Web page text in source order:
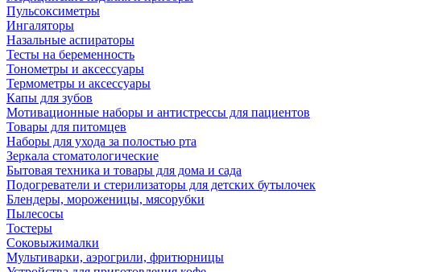
Пульсоксиметры
Ингаляторы
Назальные аспираторы
Тесты на беременность
Тонометры и аксессуары
Термометры и аксессуары
Капы для зубов
Мотивационные наборы и антистрессы для пациентов
Товары для питомцев
Наборы для ухода за полостью рта
Зеркала стоматологические
Бытовая техника и товары для дома и сада
Подогреватели и стерилизаторы для детских бутылочек
Блендеры, мороженицы, мясорубки
Пылесосы
Тостеры
Соковыжималки
Мультиварки, аэрогрили, фритюрницы